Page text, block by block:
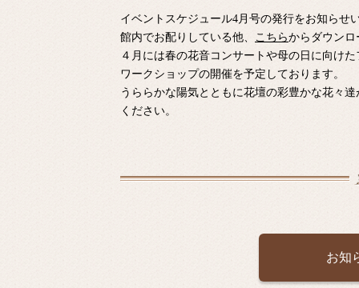
イベントスケジュール4月号の発行をお知らせ
館内でお配りしている他、 こちらからダウン
４月には春の花音コンサートや母の日に向け
ワークショップの開催を予定しております。
うららかな陽気とともに花壇の彩豊かな花々
ください。
お知